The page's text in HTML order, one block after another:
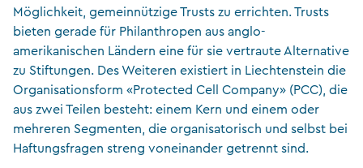
Möglichkeit, gemeinnützige Trusts zu errichten. Trusts
bieten gerade für Philanthropen aus anglo-
amerikanischen Ländern eine für sie vertraute Alternative
zu Stiftungen. Des Weiteren existiert in Liechtenstein die
Organisationsform «Protected Cell Company» (PCC), die
aus zwei Teilen besteht: einem Kern und einem oder
mehreren Segmenten, die organisatorisch und selbst bei
Haftungsfragen streng voneinander getrennt sind.